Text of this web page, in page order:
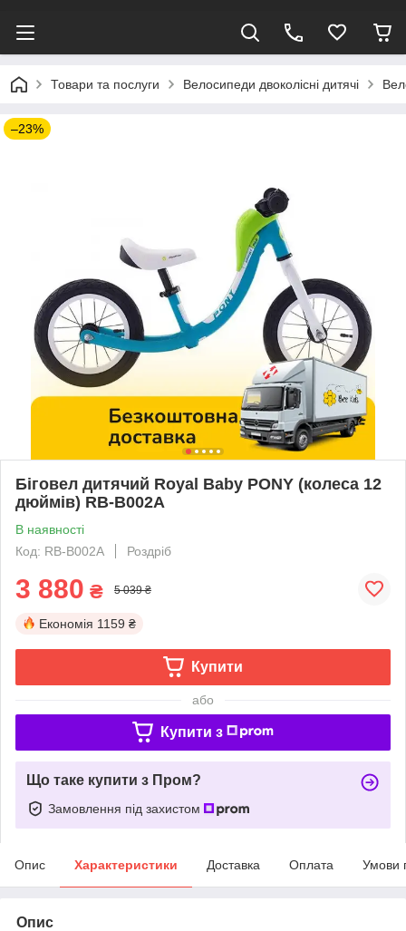
Товари та послуги Велосипеди двоколісні дитячі
–23%
Біговел дитячий Royal Baby PONY (колеса 12
дюймів) RB-B002A
В наявності
Код: RB-B002A
Роздріб
3 880 ₴ 5 039 ₴
Економія 1159 ₴
Купити
або
Купити з
Що таке купити з Пром?
Замовлення під захистом
Опис Характеристики Доставка Оплата Умови
Опис